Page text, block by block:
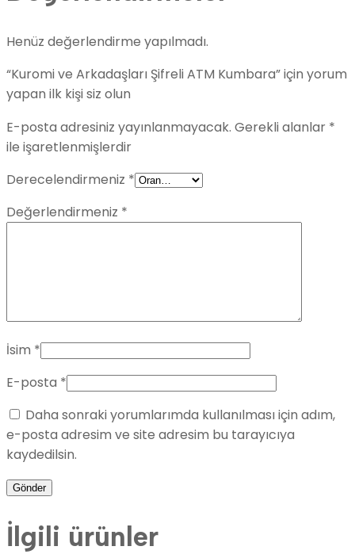
Henüz değerlendirme yapılmadı.
“Kuromi ve Arkadaşları Şifreli ATM Kumbara” için yorum
yapan ilk kişi siz olun
E-posta adresiniz yayınlanmayacak. Gerekli alanlar *
ile işaretlenmişlerdir
Derecelendirmeniz *
Değerlendirmeniz *
İsim *
E-posta *
Daha sonraki yorumlarımda kullanılması için adım,
e-posta adresim ve site adresim bu tarayıcıya
kaydedilsin.
İlgili ürünler